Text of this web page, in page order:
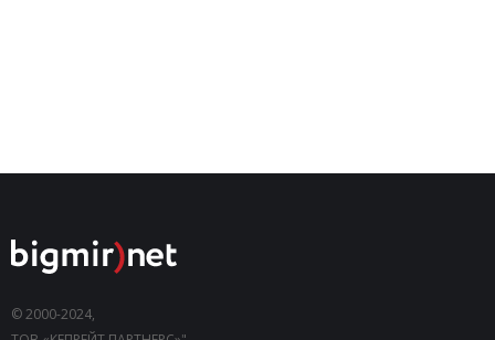
© 2000-2024,